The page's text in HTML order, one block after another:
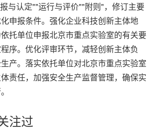
与认定""运行与评价""附则"，修订主要
申报条件。强化企业科技创新主体地
托单位申报北京市重点实验室的有关要
序。优化评审环节，减轻创新主体负
产。落实依托单位对北京市重点实验室
责任，加强安全生产监督管理，确保实
注过